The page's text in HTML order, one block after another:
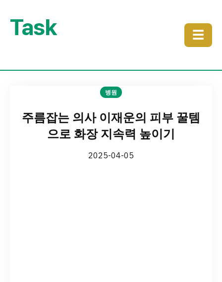
Task ☰
병원
주름잡는 의사 이재운의 피부 꿀템
으로 화장 지속력 높이기
2025-04-05